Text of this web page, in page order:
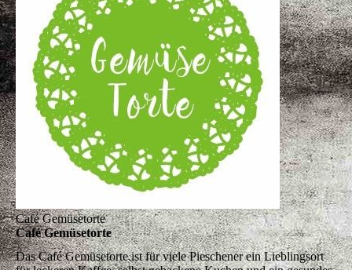
Café Gemüsetorte
Café Gemüsetorte
Das Café Gemüsetorte ist für viele Pieschener ein Lieblingsort